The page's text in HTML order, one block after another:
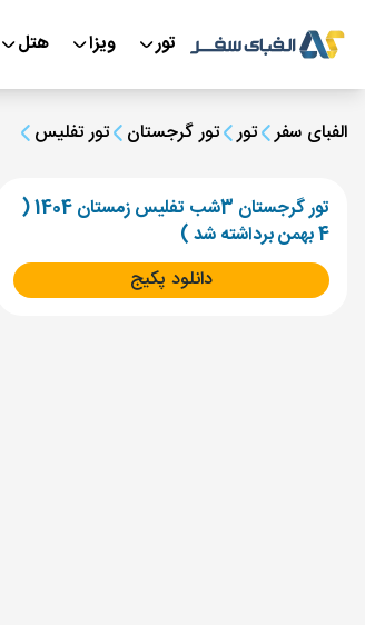
تور ویزا هتل
الفبای سفر تور تور گرجستان تور تفلیس
تور گرجستان 3شب تفلیس زمستان 1404 (
4 بهمن برداشته شد )
دانلود پکیج